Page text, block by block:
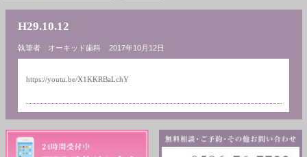
H29.10.12
執筆者 オーキッド歯科 2017年10月12日
https://youtu.be/X1KKRBaLchY